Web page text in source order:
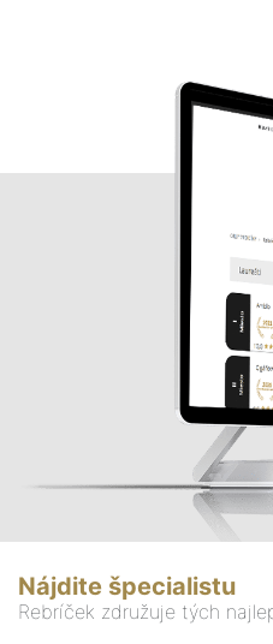
Nájdite špecialistu
Rebríček združuje tých